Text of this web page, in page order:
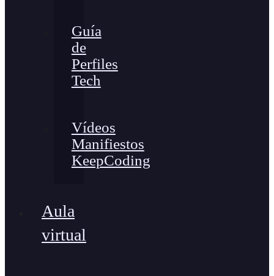
Guía
de
Perfiles
Tech
Vídeos
Manifiestos
KeepCoding
Aula
virtual